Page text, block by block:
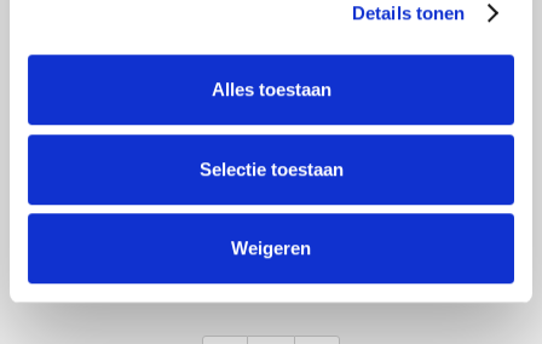
Details tonen
Alles toestaan
Selectie toestaan
Weigeren
€5.789,00
Artikelnummer:
90096-F